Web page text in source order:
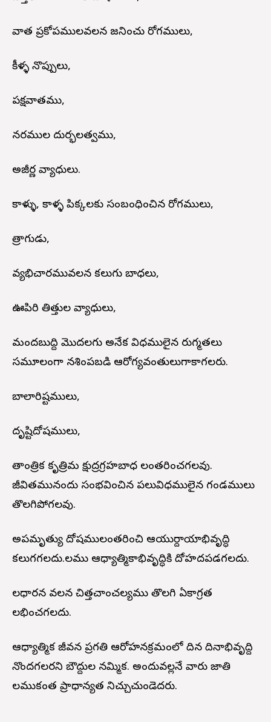
వాత ప్రకోపములవలన జనించు రోగములు,
కీళ్ళ నొప్పులు,
పక్షవాతము,
నరముల దుర్భలత్వము,
అజీర్ణ వ్యాధులు.
కాళ్ళు, కాళ్ళ పిక్కలకు సంబంధించిన రోగములు,
త్రాగుడు,
వ్యభిచారమువలన కలుగు బాధలు,
ఊపిరి తిత్తుల వ్యాధులు,
మందబుద్ది మొదలగు అనేక విధములైన రుగ్మతలు
సమూలంగా నశింపబడి ఆరోగ్యవంతులుగాకాగలరు.
బాలారిష్టములు,
దృష్టిదోషములు,
తాంత్రిక కృత్రిమ క్షుద్రగ్రహబాధ లంతరించగలవు.
జీవితమునందు సంభవించిన పలువిధములైన గండములు
తొలగిపోగలవు.
అపమృత్యు దోషములంతరించి ఆయుర్దాయాభివృద్ధి
కలుగగలదు.నీలము ఆధ్యాత్మికాభివృద్ధికి దోహదపడగలదు.
నీలధారన వలన చిత్తచాంచల్యము తొలగి ఏకాగ్రత
లభించగలదు.
ఆధ్యాత్మిక జీవన ప్రగతి ఆరోహనక్రమంలో దిన దినాభివృద్ది
నొందగలరని బౌద్దుల నమ్మిక. అందువల్లనే వారు జాతి
నీలముకంత ప్రాధాన్యత నిచ్చుచుండెదరు.